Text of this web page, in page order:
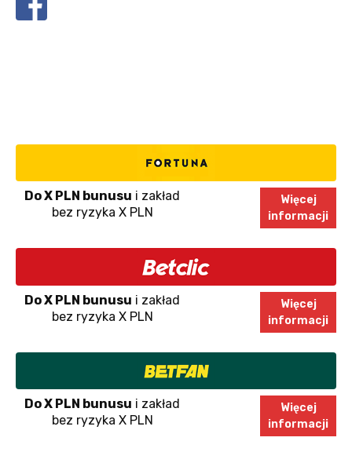
Do X PLN bunusu i zakład
bez ryzyka X PLN
Więcej
informacji
Do X PLN bunusu i zakład
bez ryzyka X PLN
Więcej
informacji
Do X PLN bunusu i zakład
bez ryzyka X PLN
Więcej
informacji